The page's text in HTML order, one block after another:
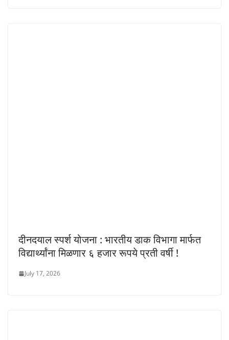
दीनदयाल स्पर्श योजना : भारतीय डाक विभागा मार्फत
विद्यार्थ्यांना मिळणार ६ हजार रूपये प्रती वर्षी !
July 17, 2026